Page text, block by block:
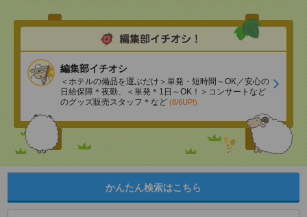
編集部イチオシ
＜ホテルの備品を運ぶだけ＞単発・短時間～OK／安心の
日給保障＊夜勤、＜単発＊1日～OK！＞コンサートなど
のグッズ販売スタッフ＊など (8/6UP!)
かんたん検索はこちら